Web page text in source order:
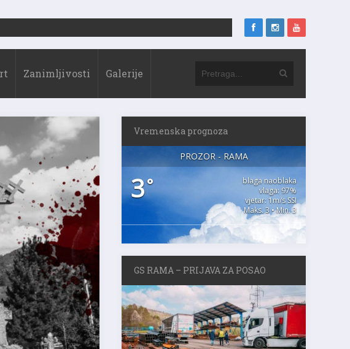
Zanimljivosti Galerije
Vremenska prognoza
PROZOR - RAMA
3°
blaga naoblaka
vlaga: 97%
vjetar: 1m/s SSI
Maks. 3 • Min. 3
GS RAMA – PRIJAVA ZA POSAO